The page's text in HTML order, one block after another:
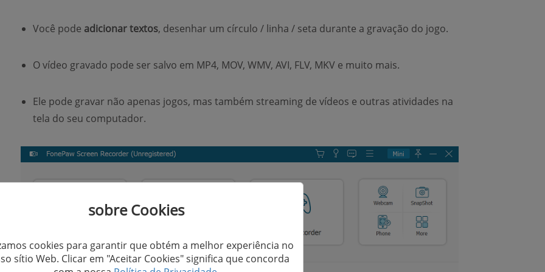
Você pode adicionar textos, desenhar um círculo / linha / seta durante a gravação do jogo.
O vídeo gravado pode ser salvo em MP4, MOV, WMV, AVI, FLV, MKV e muito mais.
Ele pode gravar não apenas jogos, mas também streaming de vídeos e outras atividades na
tela do seu computador.
sobre Cookies
cookies para garantir que obtém a melhor experiência no
sítio Web. Clicar em "Aceitar Cookies" significa que concorda